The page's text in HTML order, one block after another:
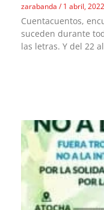
zarabanda 1 abril, 2022
Cuentacuentos,
suceden durante
las letras. Y del 22